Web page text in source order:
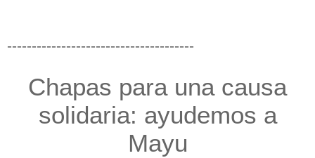
--------------------------------------
Chapas para una causa
solidaria: ayudemos a
Mayu